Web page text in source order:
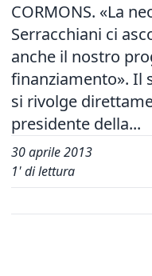
CORMONS. «La
Serracchiani ci
anche il nostro
finanziamento». Il
si rivolge
presidente della...
30 aprile 2013
1' di lettura